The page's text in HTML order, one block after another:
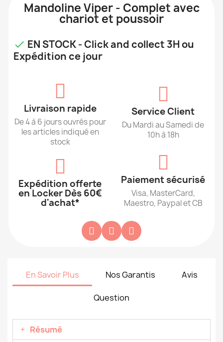
Mandoline Viper - Complet avec
chariot et poussoir
 EN STOCK - Click and collect 3H ou
Expédition ce jour
Livraison rapide
De 4 à 6 jours ouvrés pour
les articles indiqué en
stock
Expédition offerte
en Locker Dès 60€
d'achat*
Service Client
Du Mardi au Samedi de
10h à 18h
Paiement sécurisé
Visa, MasterCard,
Maestro, Paypal et CB
En Savoir Plus Nos Garantis Avis
Question
Résumé